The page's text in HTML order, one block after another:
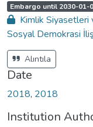
A
c
c
e
s
s
a
t
u
:
Embargo until 2030-01-
Kimlik Siyasetleri
Sosyal Demokrasi
Alıntıla
Date
2018, 2018
Institution